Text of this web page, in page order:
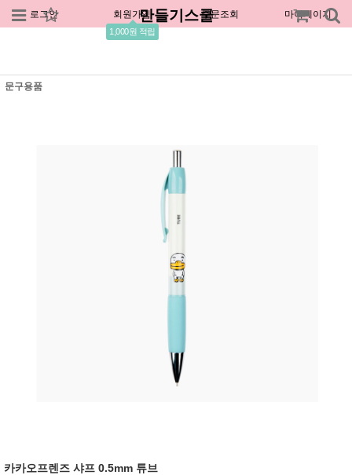
로그인 회원가입
1,000원 적립
주문조회 마이페이지
만들기스쿨
문구용품
카카오프렌즈 샤프 0.5mm 튜브